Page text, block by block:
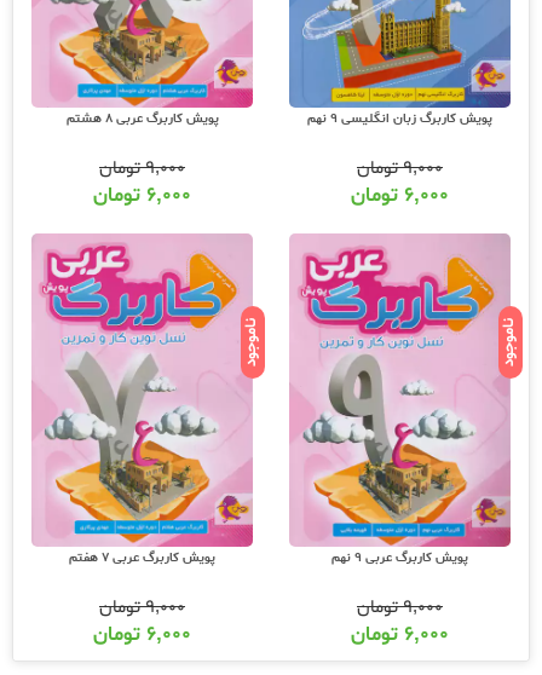
پویش کاربرگ زبان انگلیسی 9 نهم
۹,۰۰۰تومان
۶,۰۰۰ تومان
پویش کاربرگ عربی 8 هشتم
۹,۰۰۰تومان
۶,۰۰۰ تومان
ناموجود
پویش کاربرگ عربی 9 نهم
۹,۰۰۰تومان
۶,۰۰۰ تومان
ناموجود
پویش کاربرگ عربی 7 هفتم
۹,۰۰۰تومان
۶,۰۰۰ تومان